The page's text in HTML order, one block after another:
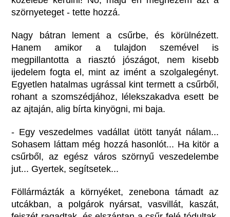
szörnyeteget - tette hozzá.
Nagy bátran lement a csűrbe, és körülnézett.
Hanem amikor a tulajdon szemével is
megpillantotta a riasztó jószágot, nem kisebb
ijedelem fogta el, mint az imént a szolgalegényt.
Egyetlen hatalmas ugrással kint termett a csűrből,
rohant a szomszédjához, lélekszakadva esett be
az ajtaján, alig bírta kinyögni, mi baja.
- Egy veszedelmes vadállat ütött tanyát nálam...
Sohasem láttam még hozzá hasonlót... Ha kitör a
csűrből, az egész város szörnyű veszedelembe
jut... Gyertek, segítsetek...
Föllármázták a környéket, zenebona támadt az
utcákban, a polgárok nyársat, vasvillát, kaszát,